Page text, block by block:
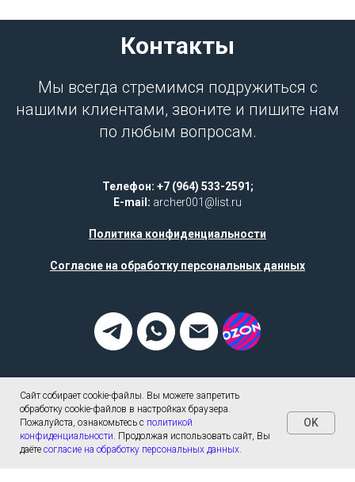
Контакты
Мы всегда стремимся подружиться с
нашими клиентами, звоните и пишите нам
по любым вопросам.
Телефон: +7 (964) 533-2591;
E-mail: archer001@list.ru
Политика конфиденциальности
Согласие на обработку персональных данных
Сайт собирает cookie-файлы. Вы можете запретить
обработку cookie-файлов в настройках браузера.
Пожалуйста, ознакомьтесь с политикой
конфиденциальности. Продолжая использовать сайт, Вы
даёте согласие на обработку персональных данных.
OK